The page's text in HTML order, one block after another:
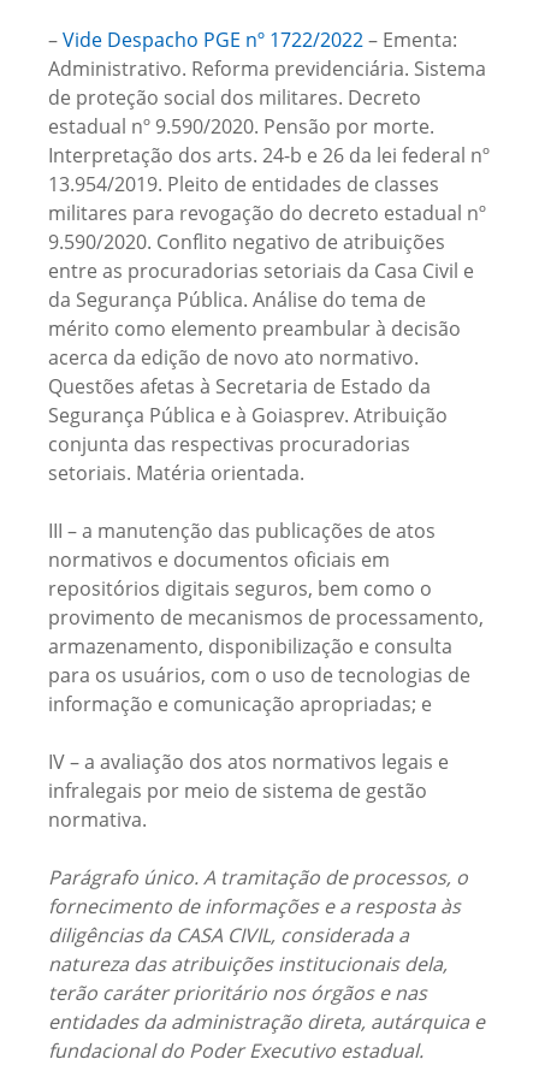
–Vide Despacho PGE nº 1722/2022– Ementa:
Administrativo. Reforma previdenciária. Sistema
de proteção social dos militares. Decreto
estadual nº 9.590/2020. Pensão por morte.
Interpretação dos arts. 24-b e 26 da lei federal nº
13.954/2019. Pleito de entidades de classes
militares para revogação do decreto estadual nº
9.590/2020. Conflito negativo de atribuições
entre as procuradorias setoriais da Casa Civil e
da Segurança Pública. Análise do tema de
mérito como elemento preambular à decisão
acerca da edição de novo ato normativo.
Questões afetas à Secretaria de Estado da
Segurança Pública e à Goiasprev. Atribuição
conjunta das respectivas procuradorias
setoriais. Matéria orientada.
III – a manutenção das publicações de atos
normativos e documentos oficiais em
repositórios digitais seguros, bem como o
provimento de mecanismos de processamento,
armazenamento, disponibilização e consulta
para os usuários, com o uso de tecnologias de
informação e comunicação apropriadas; e
IV – a avaliação dos atos normativos legais e
infralegais por meio de sistema de gestão
normativa.
Parágrafo único. A tramitação de processos, o
fornecimento de informações e a resposta às
diligências da CASA CIVIL, considerada a
natureza das atribuições institucionais dela,
terão caráter prioritário nos órgãos e nas
entidades da administração direta, autárquica e
fundacional do Poder Executivo estadual.